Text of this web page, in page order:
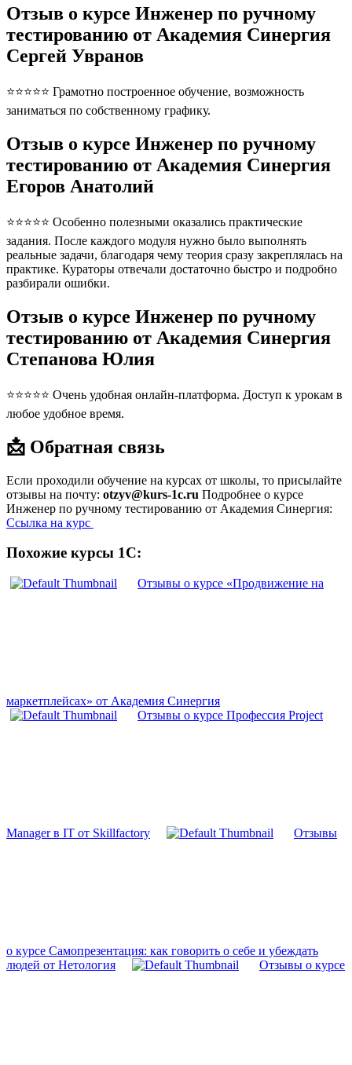
Отзыв о курсе Инженер по ручному
тестированию от Академия Синергия
Сергей Увранов
⭐⭐⭐⭐⭐ Грамотно построенное обучение, возможность
заниматься по собственному графику.
Отзыв о курсе Инженер по ручному
тестированию от Академия Синергия
Егоров Анатолий
⭐⭐⭐⭐⭐ Особенно полезными оказались практические
задания. После каждого модуля нужно было выполнять
реальные задачи, благодаря чему теория сразу закреплялась на
практике. Кураторы отвечали достаточно быстро и подробно
разбирали ошибки.
Отзыв о курсе Инженер по ручному
тестированию от Академия Синергия
Степанова Юлия
⭐⭐⭐⭐⭐ Очень удобная онлайн-платформа. Доступ к урокам в
любое удобное время.
📩 Обратная связь
Если проходили обучение на курсах от школы, то присылайте
отзывы на почту: otzyv@kurs-1c.ru Подробнее о курсе
Инженер по ручному тестированию от Академия Синергия:
Ссылка на курс
Похожие курсы 1С:
Отзывы о курсе «Продвижение на
маркетплейсах» от Академия Синергия
Отзывы о курсе Профессия Project
Manager в IT от Skillfactory Отзывы
о курсе Самопрезентация: как говорить о себе и убеждать
людей от Нетология
Отзывы о курсе